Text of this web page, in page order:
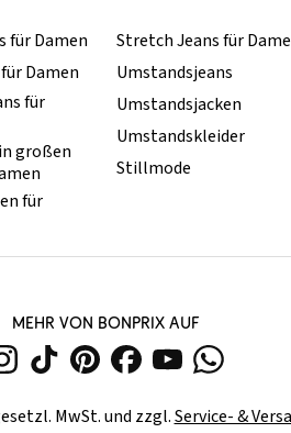
für Damen
Damen
für
großen
für
Stretch Jeans für
Umstandsjeans
Umstandsjacken
Umstandskleider
Stillmode
MEHR VON BONPRIX AUF
MwSt. und zzgl.Service- &